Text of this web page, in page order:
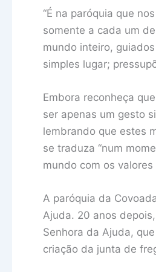
“É na paróquia que
somente a cada um
mundo inteiro,
simples lugar;
Embora reconheça
ser apenas um gesto
lembrando que estes
se traduza “num
mundo com os valores
A paróquia da
Ajuda. 20 anos
Senhora da Ajuda,
criação da junta de